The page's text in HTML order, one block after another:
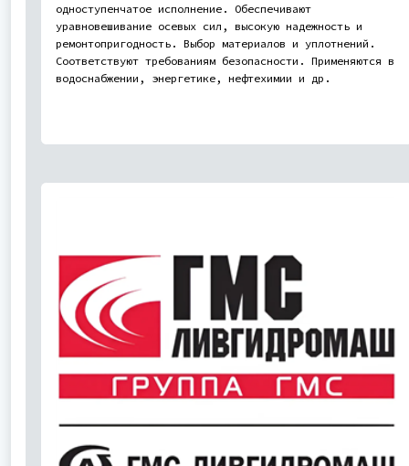
одноступенчатое исполнение. Обеспечивают
уравновешивание осевых сил, высокую надежность и
ремонтопригодность. Выбор материалов и уплотнений.
Соответствуют требованиям безопасности. Применяются в
водоснабжении, энергетике, нефтехимии и др.